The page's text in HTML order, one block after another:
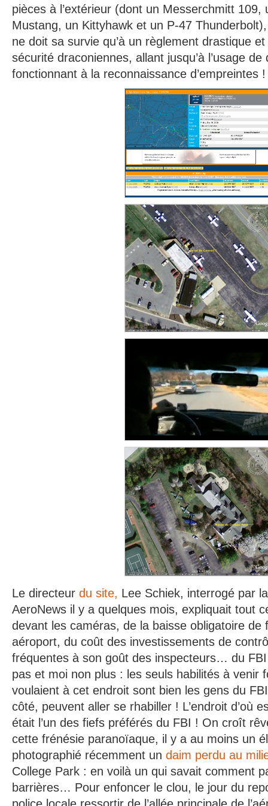
pièces à l’extérieur (dont un Messerchmitt 109,
Mustang, un Kittyhawk et un P-47
ne doit sa survie qu’à un règlement drastique
sécurité draconiennes, allant jusqu’à l’usage de
fonctionnant à la reconnaissance d’empreintes !
Le directeur du site, Lee Schiek, interrogé par
AeroNews il y a quelques mois, expliquait tout
devant les caméras, de la baisse obligatoire de
aéroport, du coût des investissements de
fréquentes à son goût des inspecteurs… du
pas et moi non plus : les seuls habilités à venir
voulaient à cet endroit sont bien les gens du
côté, peuvent aller se rhabiller ! L’endroit d’où
était l’un des fiefs préférés du FBI ! On croît
cette frénésie paranoïaque, il y a au moins un
photographié récemment un daim perdu au
College Park : en voilà un qui savait comment
barrières… Pour enfoncer le clou, le jour du
police locale ressortir de l’allée principale de